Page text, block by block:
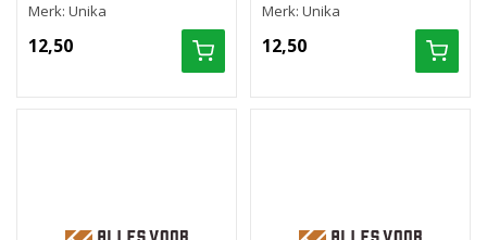
Merk: Unika
12,50
Merk: Unika
12,50